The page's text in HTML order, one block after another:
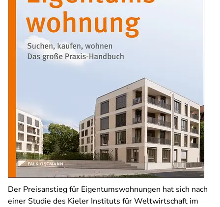
Der Preisanstieg für Eigentumswohnungen hat sich nach
einer Studie des Kieler Instituts für Weltwirtschaft im